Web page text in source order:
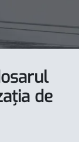
de